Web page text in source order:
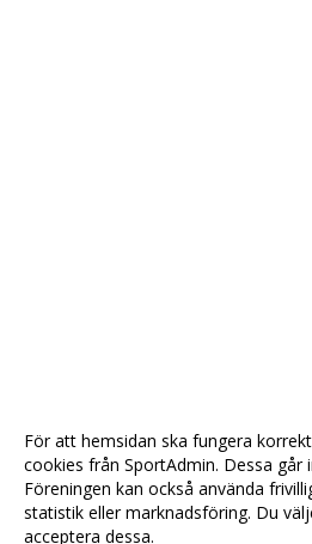
För att hemsidan ska fungera
cookies från SportAdmin. Dessa går
Föreningen kan också använda
statistik eller marknadsföring. Du
acceptera dessa.